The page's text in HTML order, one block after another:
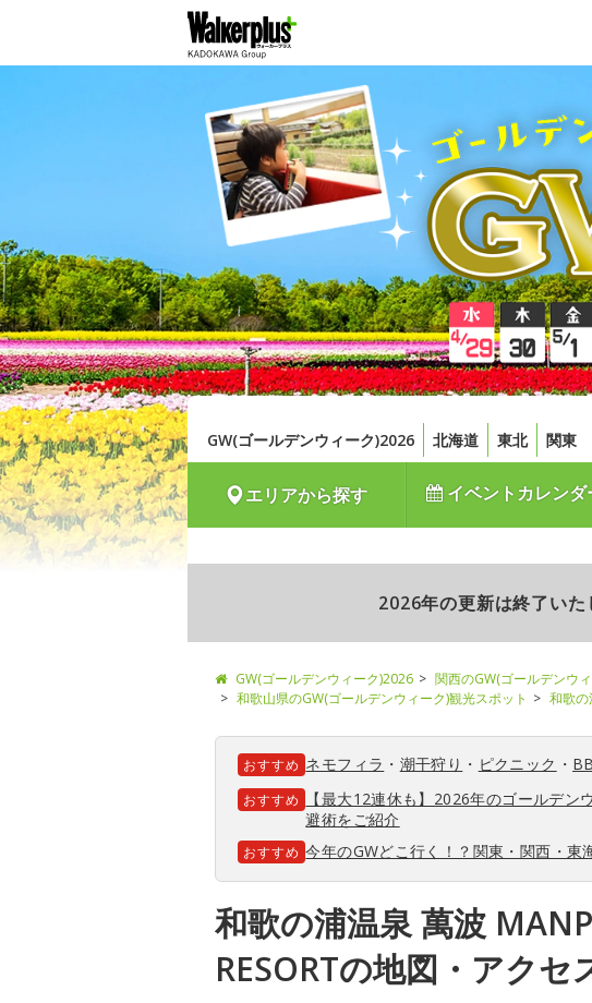
GW(ゴールデンウィーク)2026 北海道 東北 関東
エリアから探す イベントカレンダ
2026年の更新は終了いた
GW(ゴールデンウィーク)2026 関西のGW(ゴールデンウ
和歌山県のGW(ゴールデンウィーク)観光スポット
和歌の
おすすめ ネモフィラ ・ 潮干狩り ・ ピクニック ・
おすすめ
【最大12連休も】2026年のゴールデ
避術をご紹介
おすすめ 今年のGWどこ行く！？関東・関西・東
和歌の浦温泉 萬波
RESORTの地図・アクセ